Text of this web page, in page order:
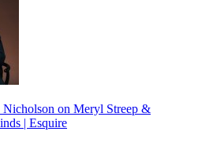
on Meryl Streep &
| Esquire